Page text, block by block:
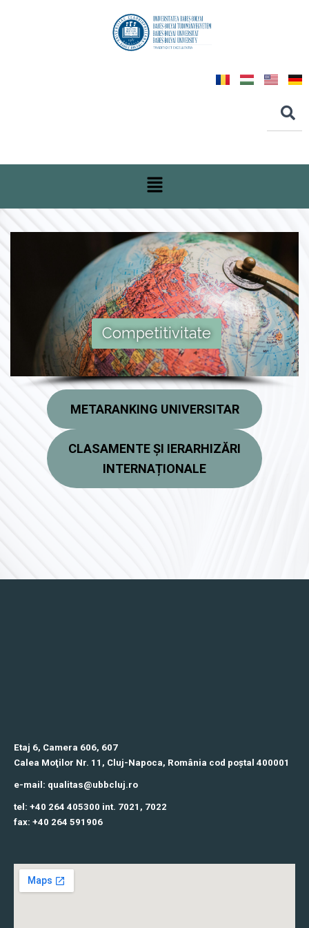
Competitivitate
METARANKING UNIVERSITAR
CLASAMENTE ȘI IERARHIZĂRI
INTERNAȚIONALE
Etaj 6, Camera 606, 607
Calea Moţilor Nr. 11, Cluj-Napoca, România cod poștal 400001
e-mail: qualitas@ubbcluj.ro
tel: +40 264 405300 int. 7021, 7022
fax: +40 264 591906